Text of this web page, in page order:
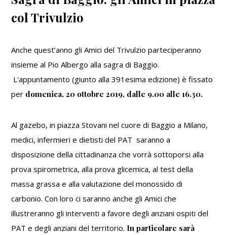
di
in
piazza
col
Trivulzio
col Trivulzio
Anche quest’anno gli Amici del Trivulzio parteciperanno
insieme al Pio Albergo alla sagra di Baggio.
L'appuntamento (giunto alla 391esima edizione) è fissato
per domenica, 20 ottobre 2019, dalle 9.00 alle 16.30.
Al gazebo, in piazza Stovani nel cuore di Baggio a Milano,
medici, infermieri e dietisti del PAT saranno a
disposizione della cittadinanza che vorrà sottoporsi alla
prova spirometrica, alla prova glicemica, al test della
massa grassa e alla valutazione del monossido di
carbonio. Con loro ci saranno anche gli Amici che
illustreranno gli interventi a favore degli anziani ospiti del
PAT e degli anziani del territorio. In particolare sarà